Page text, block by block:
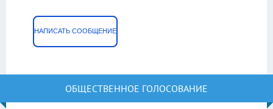
НАПИСАТЬ СООБЩЕНИЕ
ОБЩЕСТВЕННОЕ ГОЛОСОВАНИЕ